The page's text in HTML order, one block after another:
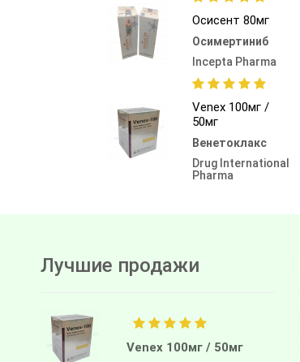
Осисент 80мг
Осимертиниб
Incepta Pharma
Venex 100мг /
50мг
Венетоклакс
Drug International
Pharma
Лучшие продажи
Venex 100мг / 50мг